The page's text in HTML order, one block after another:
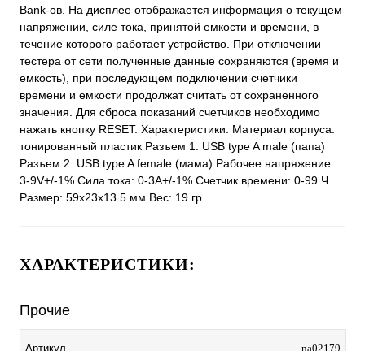
Bank-ов. На дисплее отображается информация о текущем
напряжении, силе тока, принятой емкости и времени, в
течение которого работает устройство. При отключении
тестера от сети полученные данные сохраняются (время и
емкость), при последующем подключении счетчики
времени и емкости продолжат считать от сохраненного
значения. Для сброса показаний счетчиков необходимо
нажать кнопку RESET. Характеристики: Материал корпуса:
тонированный пластик Разъем 1: USB type A male (папа)
Разъем 2: USB type A female (мама) Рабочее напряжение:
3-9V+/-1% Сила тока: 0-3A+/-1% Счетчик времени: 0-99 Ч
Размер: 59х23х13.5 мм Вес: 19 гр.
ХАРАКТЕРИСТИКИ:
Прочие
Артикул na02179